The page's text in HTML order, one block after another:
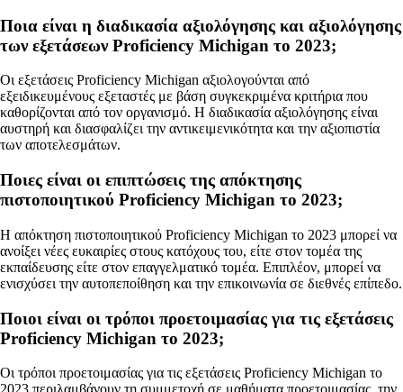
Ποια είναι η διαδικασία αξιολόγησης και αξιολόγησης
των εξετάσεων Proficiency Michigan το 2023;
Οι εξετάσεις Proficiency Michigan αξιολογούνται από
εξειδικευμένους εξεταστές με βάση συγκεκριμένα κριτήρια που
καθορίζονται από τον οργανισμό. Η διαδικασία αξιολόγησης είναι
αυστηρή και διασφαλίζει την αντικειμενικότητα και την αξιοπιστία
των αποτελεσμάτων.
Ποιες είναι οι επιπτώσεις της απόκτησης
πιστοποιητικού Proficiency Michigan το 2023;
Η απόκτηση πιστοποιητικού Proficiency Michigan το 2023 μπορεί να
ανοίξει νέες ευκαιρίες στους κατόχους του, είτε στον τομέα της
εκπαίδευσης είτε στον επαγγελματικό τομέα. Επιπλέον, μπορεί να
ενισχύσει την αυτοπεποίθηση και την επικοινωνία σε διεθνές επίπεδο.
Ποιοι είναι οι τρόποι προετοιμασίας για τις εξετάσεις
Proficiency Michigan το 2023;
Οι τρόποι προετοιμασίας για τις εξετάσεις Proficiency Michigan το